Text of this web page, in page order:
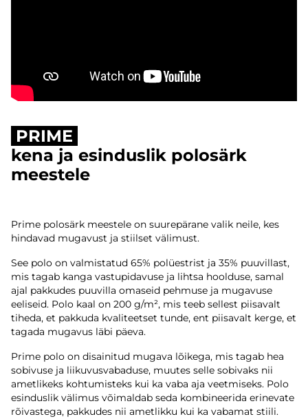
PRIME
kena ja esinduslik polosärk
meestele
Prime polosärk meestele on suurepärane valik neile, kes
hindavad mugavust ja stiilset välimust.
See polo on valmistatud 65% polüestrist ja 35% puuvillast,
mis tagab kanga vastupidavuse ja lihtsa hoolduse, samal
ajal pakkudes puuvilla omaseid pehmuse ja mugavuse
eeliseid. Polo kaal on 200 g/m², mis teeb sellest piisavalt
tiheda, et pakkuda kvaliteetset tunde, ent piisavalt kerge, et
tagada mugavus läbi päeva.
Prime polo on disainitud mugava lõikega, mis tagab hea
sobivuse ja liikuvusvabaduse, muutes selle sobivaks nii
ametlikeks kohtumisteks kui ka vaba aja veetmiseks. Polo
esinduslik välimus võimaldab seda kombineerida erinevate
rõivastega, pakkudes nii ametlikku kui ka vabamat stiili.